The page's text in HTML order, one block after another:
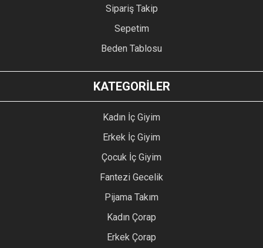
Sipariş Takip
Sepetim
Beden Tablosu
KATEGORİLER
Kadın İç Giyim
Erkek İç Giyim
Çocuk İç Giyim
Fantezi Gecelik
Pijama Takım
Kadın Çorap
Erkek Çorap